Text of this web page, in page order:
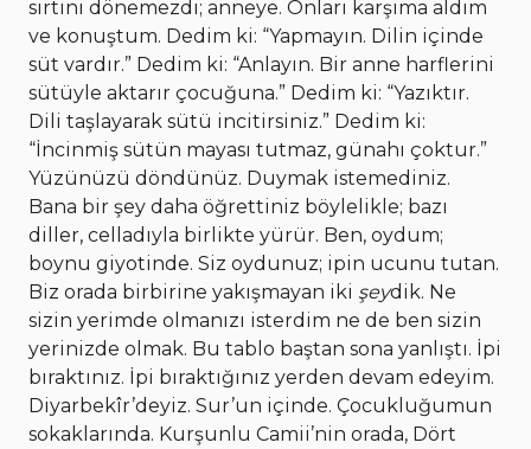
sırtını dönemezdi; anneye. Onları karşıma aldım
ve konuştum. Dedim ki: “Yapmayın. Dilin içinde
süt vardır.” Dedim ki: “Anlayın. Bir anne harflerini
sütüyle aktarır çocuğuna.” Dedim ki: “Yazıktır.
Dili taşlayarak sütü incitirsiniz.” Dedim ki:
“İncinmiş sütün mayası tutmaz, günahı çoktur.”
Yüzünüzü döndünüz. Duymak istemediniz.
Bana bir şey daha öğrettiniz böylelikle; bazı
diller, celladıyla birlikte yürür. Ben, oydum;
boynu giyotinde. Siz oydunuz; ipin ucunu tutan.
Biz orada birbirine yakışmayan iki şeydik. Ne
sizin yerimde olmanızı isterdim ne de ben sizin
yerinizde olmak. Bu tablo baştan sona yanlıştı. İpi
bıraktınız. İpi bıraktığınız yerden devam edeyim.
Diyarbekîr’deyiz. Sur’un içinde. Çocukluğumun
sokaklarında. Kurşunlu Camii’nin orada, Dört